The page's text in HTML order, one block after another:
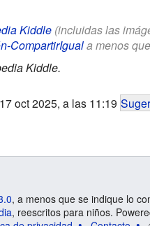
Kiddle(incluidas las
CompartirIguala menos
Kiddle.
oct 2025, a las 11:19
, a menos que se indique lo
, reescritos para niños.